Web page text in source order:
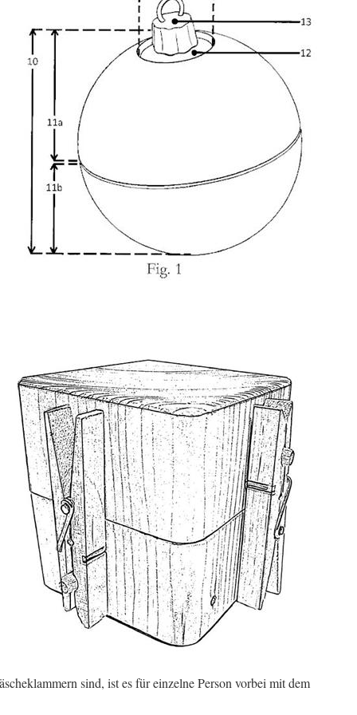
sind, ist es für einzelne Person vorbei mit dem